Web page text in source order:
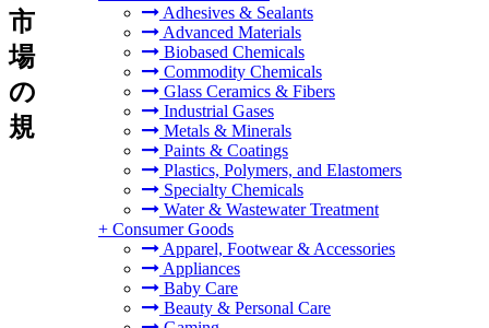
Adhesives & Sealants
Advanced Materials
Biobased Chemicals
Commodity Chemicals
Glass Ceramics & Fibers
Industrial Gases
Metals & Minerals
Paints & Coatings
Plastics, Polymers, and Elastomers
Specialty Chemicals
Water & Wastewater Treatment
+ Consumer Goods
Apparel, Footwear & Accessories
Appliances
Baby Care
Beauty & Personal Care
市
場
の
規